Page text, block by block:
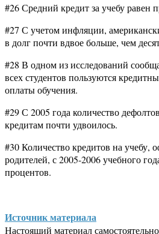
#26 Средний кредит за учебу равен
#27 С учетом инфляции,
в долг почти вдвое больше, чем
#28 В одном из исследований
всех студентов пользуются
оплаты обучения.
#29 С 2005 года количество
кредитам почти удвоилось.
#30 Количество кредитов на учебу,
родителей, с 2005-2006 учебного
процентов.
Источник материала
Настоящий материал